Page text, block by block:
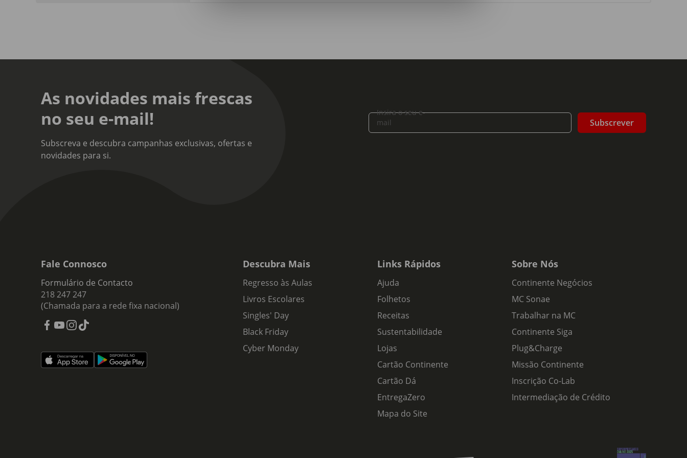
As novidades mais frescas
no seu e-mail!
Subscreva e descubra campanhas exclusivas, ofertas e
novidades para si.
Insira o seu e-
mail
Subscrever
Fale Connosco
Formulário de Contacto
218 247 247
(Chamada para a rede fixa nacional)
Descubra Mais
Regresso às Aulas
Livros Escolares
Singles' Day
Black Friday
Cyber Monday
Links Rápidos
Ajuda
Folhetos
Receitas
Sustentabilidade
Lojas
Cartão Continente
Cartão Dá
EntregaZero
Mapa do Site
Sobre Nós
Continente Negócios
MC Sonae
Trabalhar na MC
Continente Siga
Plug&Charge
Missão Continente
Inscrição Co-Lab
Intermediação de Crédito